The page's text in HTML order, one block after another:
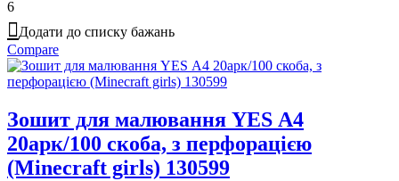
6
Додати до списку бажань
Compare
Зошит для малювання YES А4
20арк/100 скоба, з перфорацією
(Minecraft girls) 130599